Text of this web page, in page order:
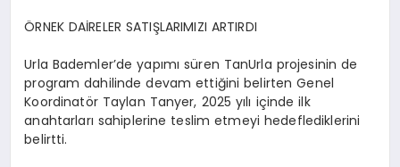
ÖRNEK DAİRELER SATIŞLARIMIZI ARTIRDI
Urla Bademler’de yapımı süren TanUrla projesinin de
program dahilinde devam ettiğini belirten Genel
Koordinatör Taylan Tanyer, 2025 yılı içinde ilk
anahtarları sahiplerine teslim etmeyi hedeflediklerini
belirtti.